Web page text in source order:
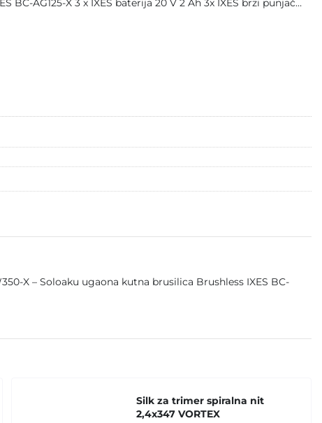
BC-AG125-X 3 x IXES baterija 20 V 2 Ah 3x IXES brzi punjač…
X – Soloaku ugaona kutna brusilica Brushless IXES BC-
Silk za trimer spiralna nit
2,4x347 VORTEX